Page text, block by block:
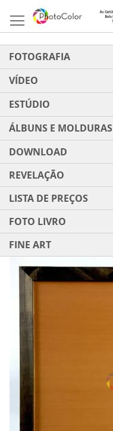
para
o
FOTOGRAFIA
VÍDEO
ESTÚDIO
ÁLBUNS E MOLDURAS
DOWNLOAD
REVELAÇÃO
LISTA DE PREÇOS
FOTO LIVRO
FINE ART
para
Galeria
imagens